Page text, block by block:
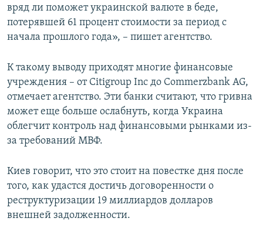
вряд ли поможет украинской валюте в беде,
потерявшей 61 процент стоимости за период с
начала прошлого года», – пишет агентство.
К такому выводу приходят многие финансовые
учреждения – от Citigroup Inc до Commerzbank AG,
отмечает агентство. Эти банки считают, что гривна
может еще больше ослабнуть, когда Украина
облегчит контроль над финансовыми рынками из-
за требований МВФ.
Киев говорит, что это стоит на повестке дня после
того, как удастся достичь договоренности о
реструктуризации 19 миллиардов долларов
внешней задолженности.